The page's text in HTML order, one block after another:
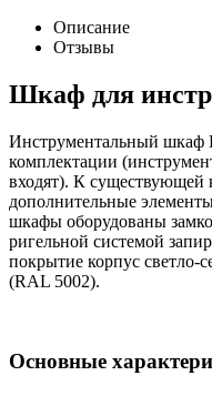
Описание
Отзывы
Шкаф для
Инструментальный шкаф
комплектации
входят). К существующей
дополнительные
шкафы оборудованы
ригельной системой
покрытие корпус светло-
(RAL 5002).
Основные